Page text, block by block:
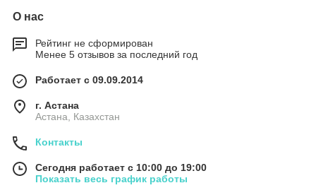
О нас
Рейтинг не сформирован
Менее 5 отзывов за последний год
Работает с 09.09.2014
г. Астана
Астана, Казахстан
Контакты
Сегодня работает с 10:00 до 19:00
Показать весь график работы